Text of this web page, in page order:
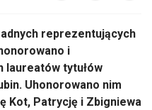
reprezentujących
i
tytułów
Uhonorowano nim
Kot, Patrycję i Zbigniewa